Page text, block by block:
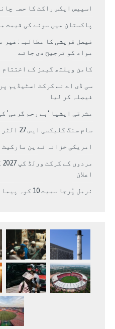
اسپیس ایکس راکٹ کا حصہ
پاکستان میں سونے کی قیمت میں 11,300 روپے کا
فیصل قریشی کا مطالبہ: غیر
مواد کو ترجیح دی جائے
کامن ویلتھ گیمز کے اختتام
سی ڈی اے نے کرکٹ اسٹیڈیم
فیصلہ کر لیا
مشرقی ایشیا ‘بے رحم گرمی’
سام سنگ گلیکسی ایس 27 الٹرا سے ایک کیمرا ہٹا دے گا.
امریکی خزانہ نے ین
اعلان
نرمل پُرجا سمیت 10 کوہ پیما براڈ پیک پر لاپتہ